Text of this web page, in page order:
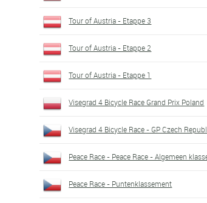
Tour of Austria - Etappe 3
Tour of Austria - Etappe 2
Tour of Austria - Etappe 1
Visegrad 4 Bicycle Race Grand Prix Poland
Visegrad 4 Bicycle Race - GP Czech
Peace Race - Peace Race - Algemeen
Peace Race - Puntenklassement